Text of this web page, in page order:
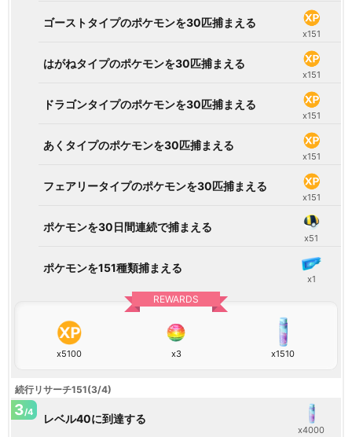
ゴーストタイプのポケモンを30匹捕まえる
x151
はがねタイプのポケモンを30匹捕まえる
x151
ドラゴンタイプのポケモンを30匹捕まえる
x151
あくタイプのポケモンを30匹捕まえる
x151
フェアリータイプのポケモンを30匹捕まえる
x151
ポケモンを30日間連続で捕まえる
x51
ポケモンを151種類捕まえる
x1
REWARDS
x5100 x3 x1510
続行リサーチ151(3/4)
3/4 レベル40に到達する
x4000